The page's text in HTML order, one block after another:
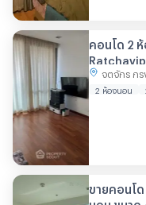
คอนโด 2
จตุจักร กรุ
2 ห้องนอน
ขายคอนโด
นอน ขนาด